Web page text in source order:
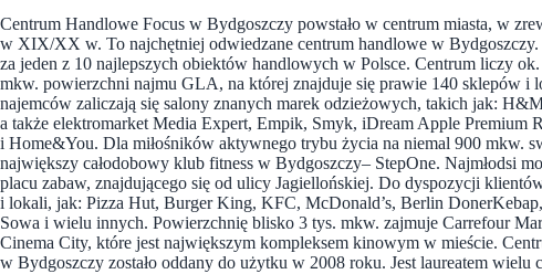
Centrum Handlowe Focus w Bydgoszczy powstało w centrum miasta, w
w XIX/XX w. To najchętniej odwiedzane centrum handlowe w Bydgoszczy.
za jeden z 10 najlepszych obiektów handlowych w Polsce. Centrum liczy
mkw. powierzchni najmu GLA, na której znajduje się prawie 140 sklepów i
najemców zaliczają się salony znanych marek odzieżowych, takich jak:
a także elektromarket Media Expert, Empik, Smyk, iDream Apple Premium
i Home&You. Dla miłośników aktywnego trybu życia na niemal 900 mkw.
największy całodobowy klub fitness w Bydgoszczy– StepOne. Najmłodsi
placu zabaw, znajdującego się od ulicy Jagiellońskiej. Do dyspozycji
i lokali, jak: Pizza Hut, Burger King, KFC, McDonald’s, Berlin
Sowa i wielu innych. Powierzchnię blisko 3 tys. mkw. zajmuje Carrefour
Cinema City, które jest największym kompleksem kinowym w mieście.
w Bydgoszczy zostało oddany do użytku w 2008 roku. Jest laureatem wielu